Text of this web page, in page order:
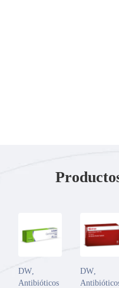
DW
Antibióticos
DW,